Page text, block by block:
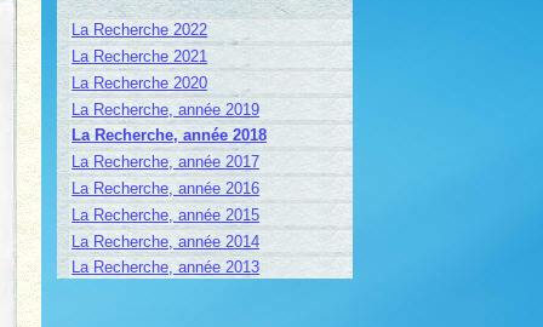
La Recherche 2022
La Recherche 2021
La Recherche 2020
La Recherche, année 2019
La Recherche, année 2018
La Recherche, année 2017
La Recherche, année 2016
La Recherche, année 2015
La Recherche, année 2014
La Recherche, année 2013